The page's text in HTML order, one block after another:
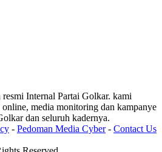
Internal Partai Golkar. kami
media monitoring dan kampanye
dan seluruh kadernya.
- Pedoman Media Cyber- Contact Us